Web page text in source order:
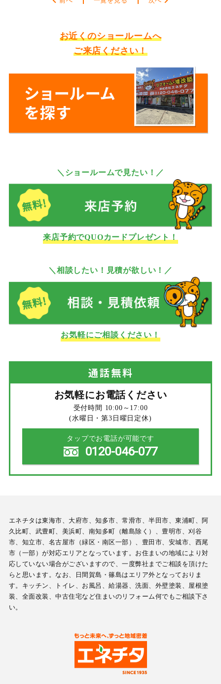
お近くのショールームへ
ご来店ください！
＼ショールームで見たい！／
来店予約でQUOカードプレゼント！
＼相談したい！見積が欲しい！／
お気軽にご相談ください！
通話無料
お気軽にお電話ください
受付時間 10:00～17:00
(水曜日・第3日曜日定休)
タップでお電話が可能です
0120-046-077
エネチタは東海市、大府市、知多市、常滑市、半田市、東浦町、阿
久比町、武豊町、美浜町、南知多町（離島除く）、豊明市、刈谷
市、知立市、名古屋市（緑区・南区一部）、豊田市、安城市、西尾
市（一部）が対応エリアとなっています。お住まいの地域により対
応していない場合がございますので、一度弊社までご相談を頂けた
らと思います。なお、日間賀島・篠島はエリア外となっておりま
す。キッチン、トイレ、お風呂、給湯器、洗面、外壁塗装、屋根塗
装、全面改装、中古住宅など住まいのリフォーム何でもご相談下さ
い。